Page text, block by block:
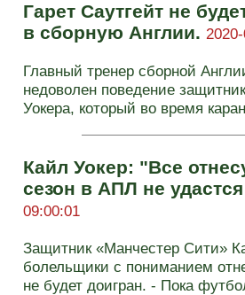
Гарет Саутгейт не
в сборную Англии.
Главный тренер сборной
недоволен поведение
Уокера, который во время
Кайл Уокер: "Все
сезон в АПЛ не
09:00:01
Защитник «Манчестер Сити»
болельщики с пониманием
не будет доигран. - Пока